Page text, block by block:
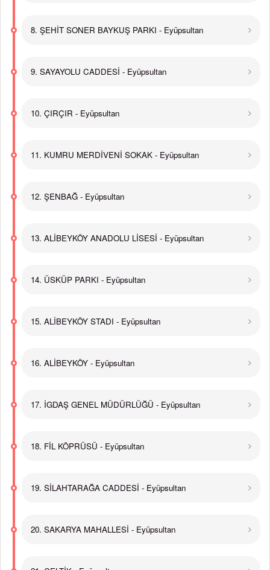
8. ŞEHİT SONER BAYKUŞ PARKI - Eyüpsultan
9. SAYAYOLU CADDESİ - Eyüpsultan
10. ÇIRÇIR - Eyüpsultan
11. KUMRU MERDİVENİ SOKAK - Eyüpsultan
12. ŞENBAĞ - Eyüpsultan
13. ALİBEYKÖY ANADOLU LİSESİ - Eyüpsultan
14. ÜSKÜP PARKI - Eyüpsultan
15. ALİBEYKÖY STADI - Eyüpsultan
16. ALİBEYKÖY - Eyüpsultan
17. İGDAŞ GENEL MÜDÜRLÜĞÜ - Eyüpsultan
18. FİL KÖPRÜSÜ - Eyüpsultan
19. SİLAHTARAĞA CADDESİ - Eyüpsultan
20. SAKARYA MAHALLESİ - Eyüpsultan